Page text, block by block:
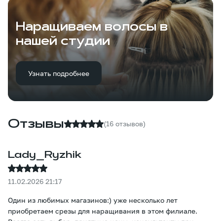
Наращиваем волосы в
нашей студии
Узнать подробнее
Отзывы (16 отзывов)
Lady_Ryzhik
11.02.2026 21:17
Один из любимых магазинов:) уже несколько лет
приобретаем срезы для наращивания в этом филиале.